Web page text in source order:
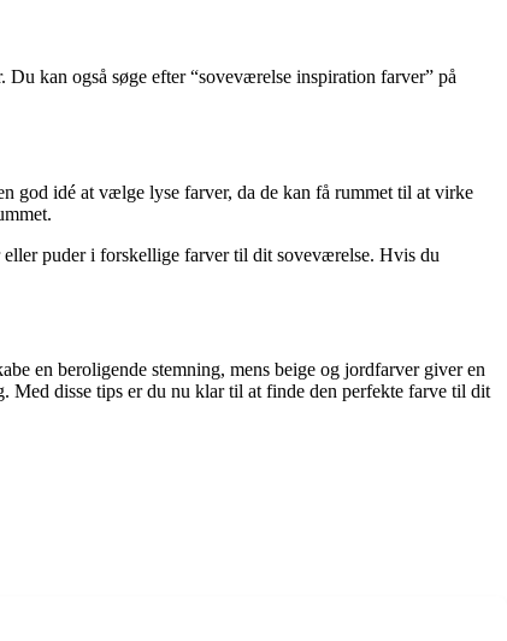
kan også søge efter “soveværelse inspiration farver” på
god idé at vælge lyse farver, da de kan få rummet til at virke
puder i forskellige farver til dit soveværelse. Hvis du
en beroligende stemning, mens beige og jordfarver giver en
Med disse tips er du nu klar til at finde den perfekte farve til dit